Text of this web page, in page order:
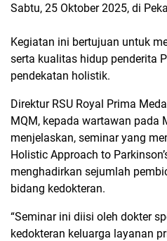
Sabtu, 25 Oktober 2025, di
Kegiatan ini bertujuan untuk
serta kualitas hidup penderita
pendekatan holistik.
Direktur RSU Royal Prima
MQM, kepada wartawan pada
menjelaskan, seminar yang
Holistic Approach to
menghadirkan sejumlah
bidang kedokteran.
“Seminar ini diisi oleh dokter
kedokteran keluarga layanan